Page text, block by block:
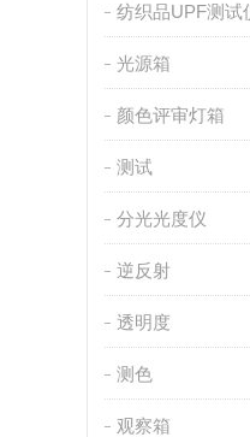
纺织品UPF测试
光源箱
颜色评审灯箱
测试
分光光度仪
逆反射
透明度
测色
观察箱